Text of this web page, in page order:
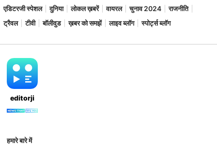
एडिटरजी स्पेशल
दुनिया लोकल ख़बरें वायरल चुनाव 2024
राजनीति
ट्रैवल
टीवी बॉलीवुड ख़बर को समझें लाइव ब्लॉग स्पोर्ट्स ब्लॉग
editorji
हमारे बारे में